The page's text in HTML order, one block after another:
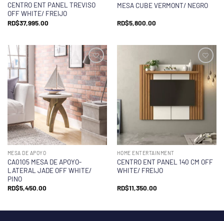
CENTRO ENT PANEL TREVISO
OFF WHITE/ FREIJO
RD$37,995.00
MESA CUBE VERMONT/ NEGRO
RD$5,800.00
MESA DE APOYO
CA0105 MESA DE APOYO-
LATERAL JADE OFF WHITE/
PINO
RD$5,450.00
HOME ENTERTAINMENT
CENTRO ENT PANEL 140 CM OFF
WHITE/ FREIJO
RD$11,350.00